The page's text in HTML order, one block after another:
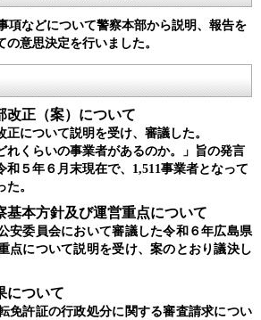
などについて警察本部から説明、報告を
意思決定を行いました。
改正（案）について
について説明を受け、審議した。
くらいの事業者があるのか。」旨の発言
和５年６月末現在で、1,511事業者となって
。
基本方針及び運営重点について
安委員会において審議した令和６年広島県
点について説明を受け、案のとおり議決し
について
免許証の行政処分に関する審査請求につい